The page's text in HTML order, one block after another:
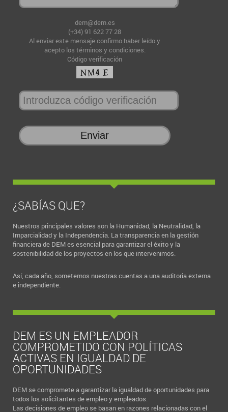
dem@dem.es
(+34) 91 622 77 28
Al enviar este mensaje confirmo haber leído y
acepto los términos y condiciones.
Código verificación
¿SABÍAS QUE?
Nuestros principales valores son la Humanidad, la Neutralidad, la
Imparcialidad y la Independencia. La transparencia en la gestión
financiera de DEM es esencial para garantizar el éxito y la
sostenibilidad de los proyectos en los que intervenimos.
Así, cada año, sometemos nuestras cuentas a una auditoria externa
e independiente.
DEM ES UN EMPLEADOR
COMPROMETIDO CON POLÍTICAS
ACTIVAS EN IGUALDAD DE
OPORTUNIDADES
DEM se compromete a garantizar la igualdad de oportunidades para
todos los solicitantes de empleo y empleados.
Las decisiones de empleo se basan en razones relacionadas con el